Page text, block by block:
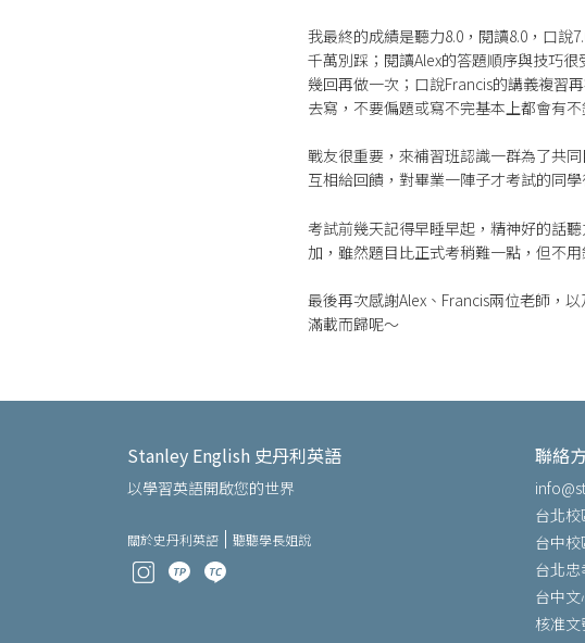
我最終的成績是聽力8.0，閱讀8.0，口說
千萬別踩；閱讀Alex的答題順序與技巧
幾回再做一次；口說Francis的講義複習
去寫，不要偏題或寫不完基本上都會有不
戰友很重要，來補習班認識一群為了共
互相給回饋，對畢業一陣子才考試的同學
考試前幾天記得早睡早起，精神好的話
加，雖然題目比正式考稍難一點，但不
最後再次感謝Alex、Francis兩位老師，
滿載而歸呢～
Stanley English 史丹利英語
以學習英語開啟您的世界
關於史丹利英語 聽聽學長姐說
聯絡
台北校
台中校
台北
台中
核准文